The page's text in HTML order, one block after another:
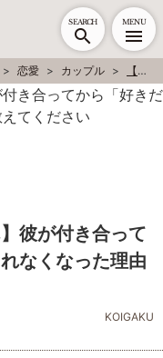
SEARCH MENU
恋愛 カップル 【ラブホスタッフの上野さん】彼が付き合ってから「好きだよ」と言ってくれなくなった理由を教えてください
彼が付き合って
なくなった理由
KOIGAKU